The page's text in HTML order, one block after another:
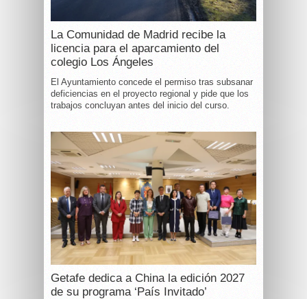
La Comunidad de Madrid recibe la
licencia para el aparcamiento del
colegio Los Ángeles
El Ayuntamiento concede el permiso tras subsanar
deficiencias en el proyecto regional y pide que los
trabajos concluyan antes del inicio del curso.
Getafe dedica a China la edición 2027
de su programa ‘País Invitado’